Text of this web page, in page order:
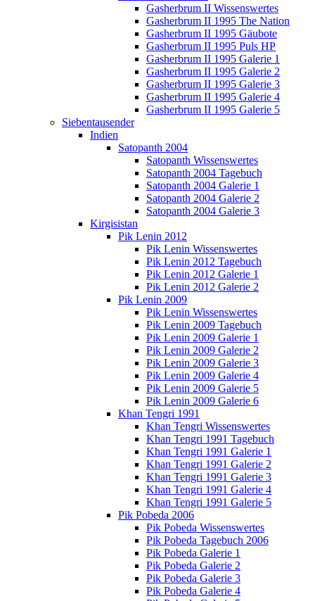
Gasherbrum II Wissenswertes
Gasherbrum II 1995 The Nation
Gasherbrum II 1995 Gäubote
Gasherbrum II 1995 Puls HP
Gasherbrum II 1995 Galerie 1
Gasherbrum II 1995 Galerie 2
Gasherbrum II 1995 Galerie 3
Gasherbrum II 1995 Galerie 4
Gasherbrum II 1995 Galerie 5
Siebentausender
Indien
Satopanth 2004
Satopanth Wissenswertes
Satopanth 2004 Tagebuch
Satopanth 2004 Galerie 1
Satopanth 2004 Galerie 2
Satopanth 2004 Galerie 3
Kirgisistan
Pik Lenin 2012
Pik Lenin Wissenswertes
Pik Lenin 2012 Tagebuch
Pik Lenin 2012 Galerie 1
Pik Lenin 2012 Galerie 2
Pik Lenin 2009
Pik Lenin Wissenswertes
Pik Lenin 2009 Tagebuch
Pik Lenin 2009 Galerie 1
Pik Lenin 2009 Galerie 2
Pik Lenin 2009 Galerie 3
Pik Lenin 2009 Galerie 4
Pik Lenin 2009 Galerie 5
Pik Lenin 2009 Galerie 6
Khan Tengri 1991
Khan Tengri Wissenswertes
Khan Tengri 1991 Tagebuch
Khan Tengri 1991 Galerie 1
Khan Tengri 1991 Galerie 2
Khan Tengri 1991 Galerie 3
Khan Tengri 1991 Galerie 4
Khan Tengri 1991 Galerie 5
Pik Pobeda 2006
Pik Pobeda Wissenswertes
Pik Pobeda Tagebuch 2006
Pik Pobeda Galerie 1
Pik Pobeda Galerie 2
Pik Pobeda Galerie 3
Pik Pobeda Galerie 4